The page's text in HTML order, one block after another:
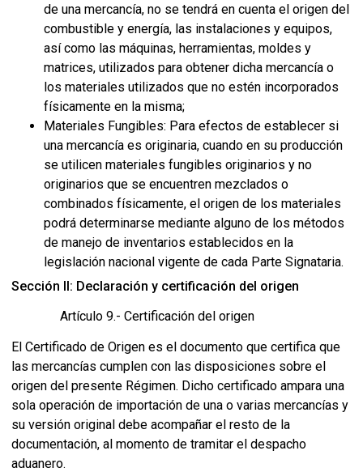
de una mercancía, no se tendrá en cuenta el origen del
combustible y energía, las instalaciones y equipos,
así como las máquinas, herramientas, moldes y
matrices, utilizados para obtener dicha mercancía o
los materiales utilizados que no estén incorporados
físicamente en la misma;
Materiales Fungibles: Para efectos de establecer si
una mercancía es originaria, cuando en su producción
se utilicen materiales fungibles originarios y no
originarios que se encuentren mezclados o
combinados físicamente, el origen de los materiales
podrá determinarse mediante alguno de los métodos
de manejo de inventarios establecidos en la
legislación nacional vigente de cada Parte Signataria.
Sección II: Declaración y certificación del origen
Artículo 9.- Certificación del origen
El Certificado de Origen es el documento que certifica que
las mercancías cumplen con las disposiciones sobre el
origen del presente Régimen. Dicho certificado ampara una
sola operación de importación de una o varias mercancías y
su versión original debe acompañar el resto de la
documentación, al momento de tramitar el despacho
aduanero.